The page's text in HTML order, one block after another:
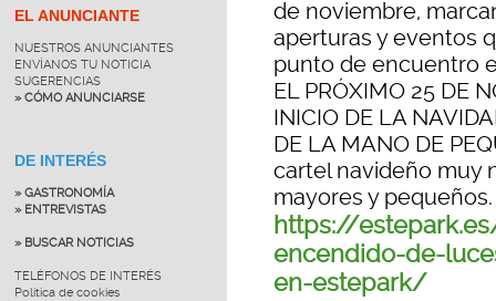
EL ANUNCIANTE
NUESTROS ANUNCIANTES
ENVÍANOS TU NOTICIA
SUGERENCIAS
» CÓMO ANUNCIARSE
DE INTERÉS
» GASTRONOMÍA
» ENTREVISTAS
» BUSCAR NOTICIAS
TELÉFONOS DE INTERÉS
Política de cookies
de noviembre,
aperturas y eventos
punto de encuentro
EL PRÓXIMO 25 DE
INICIO DE LA
DE LA MANO DE
cartel navideño muy
mayores y pequeños.
https://
encendido-de-
en-estepark/